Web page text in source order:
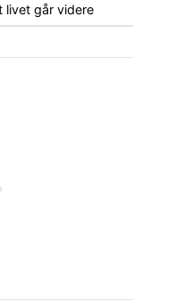
livet går videre